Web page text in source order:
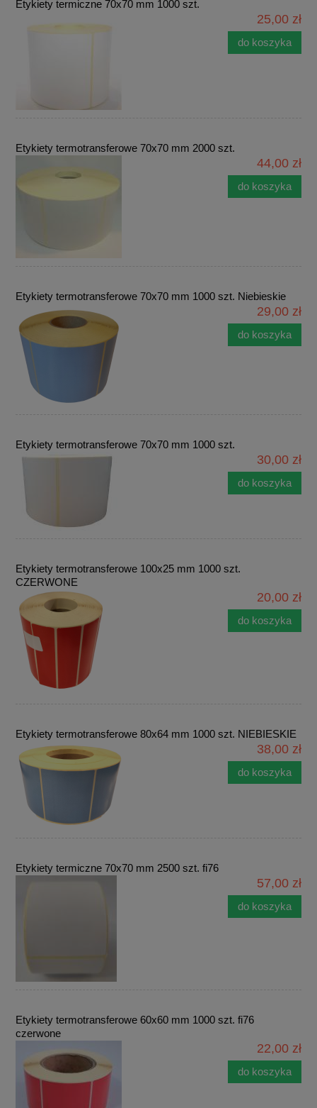
Etykiety termiczne 70x70 mm 1000 szt.
25,00 zł
do koszyka
Etykiety termotransferowe 70x70 mm 2000 szt.
44,00 zł
do koszyka
Etykiety termotransferowe 70x70 mm 1000 szt. Niebieskie
29,00 zł
do koszyka
Etykiety termotransferowe 70x70 mm 1000 szt.
30,00 zł
do koszyka
Etykiety termotransferowe 100x25 mm 1000 szt.
CZERWONE
20,00 zł
do koszyka
Etykiety termotransferowe 80x64 mm 1000 szt. NIEBIESKIE
38,00 zł
do koszyka
Etykiety termiczne 70x70 mm 2500 szt. fi76
57,00 zł
do koszyka
Etykiety termotransferowe 60x60 mm 1000 szt. fi76
czerwone
22,00 zł
do koszyka